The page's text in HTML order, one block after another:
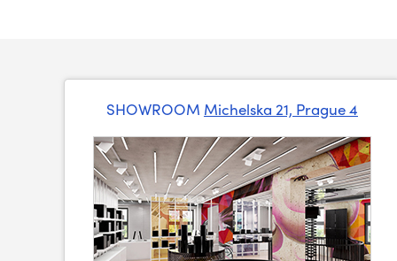
SHOWROOM Michelska 21, Prague 4